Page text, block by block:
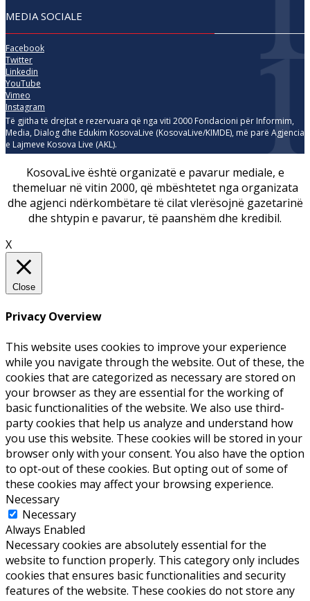
MEDIA SOCIALE
Facebook
Twitter
Linkedin
YouTube
Vimeo
Instagram
Të gjitha të drejtat e rezervuara që nga viti 2000 Fondacioni për Informim,
Media, Dialog dhe Edukim KosovaLive (KosovaLive/KIMDE), më parë Agjencia
e Lajmeve Kosova Live (AKL).
KosovaLive është organizatë e pavarur mediale, e
themeluar në vitin 2000, që mbështetet nga organizata
dhe agjenci ndërkombëtare të cilat vlerësojnë gazetarinë
dhe shtypin e pavarur, të paanshëm dhe kredibil.
X
Close
Privacy Overview
This website uses cookies to improve your experience
while you navigate through the website. Out of these, the
cookies that are categorized as necessary are stored on
your browser as they are essential for the working of
basic functionalities of the website. We also use third-
party cookies that help us analyze and understand how
you use this website. These cookies will be stored in your
browser only with your consent. You also have the option
to opt-out of these cookies. But opting out of some of
these cookies may affect your browsing experience.
Necessary
Necessary
Always Enabled
Necessary cookies are absolutely essential for the
website to function properly. This category only includes
cookies that ensures basic functionalities and security
features of the website. These cookies do not store any